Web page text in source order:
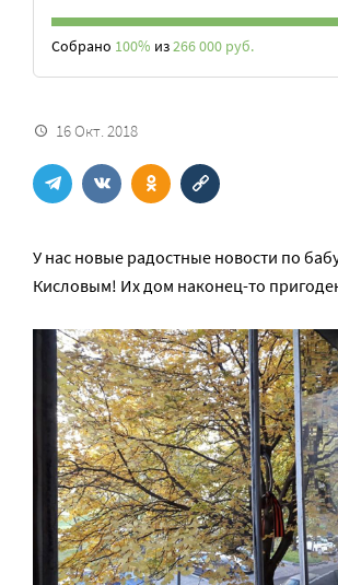
Собрано 100% из266 000 руб.
16 Окт. 2018
У нас новые радостные новости по
Кисловым! Их дом наконец-то